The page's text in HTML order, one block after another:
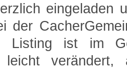
eingeladen
der
Listing ist im
leicht verändert,